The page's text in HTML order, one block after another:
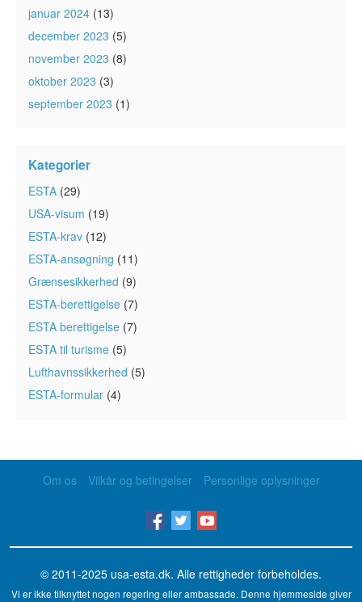
januar 2024 (13)
december 2023 (5)
november 2023 (8)
oktober 2023 (3)
september 2023 (1)
Kategorier
ESTA (29)
USA-visum (19)
ESTA-krav (12)
ESTA-ansøgning (11)
Grænsesikkerhed (9)
ESTA-berettigelse (7)
ESTA berettigelse (7)
ESTA til turisme (5)
Lufthavnssikkerhed (5)
ESTA-formular (4)
Om os Vilkår og betingelser Personlige oplysninger
© 2011-2025 usa-esta.dk. Alle rettigheder forbeholdes.
Vi er ikke tilknyttet nogen regering eller ambassade. Denne hjemmeside giver